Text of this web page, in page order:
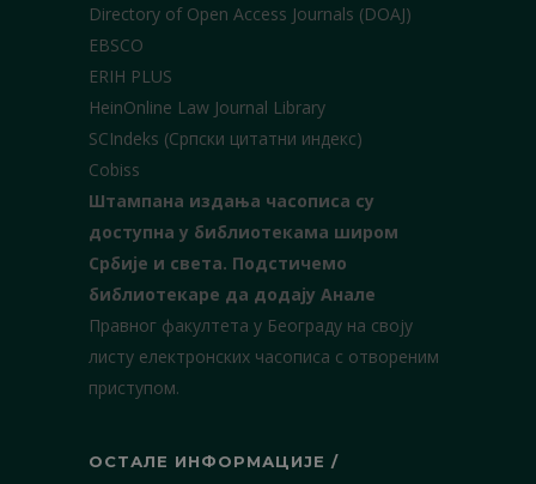
Directory of Open Access Journals (DOAJ)
EBSCO
ERIH PLUS
HeinOnline Law Journal Library
SCIndeks (Српски цитатни индекс)
Cobiss
Штампана издања часописа су
доступна у библиотекама широм
Србије и света. Подстичемо
библиотекаре да додају Анале
Правног факултета у Београду на своју
листу електронских часописа с отвореним
приступом.
ОСТАЛЕ ИНФОРМАЦИЈЕ /